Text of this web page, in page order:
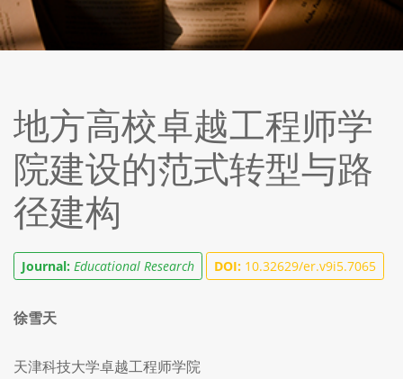
地方高校卓越工程师学
院建设的范式转型与路
径建构
Journal: Educational Research DOI: 10.32629/er.v9i5.7065
徐雪天
天津科技大学卓越工程师学院